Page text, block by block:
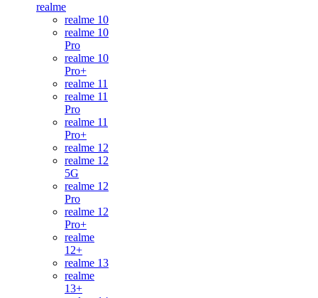
realme
realme 10
realme 10
Pro
realme 10
Pro+
realme 11
realme 11
Pro
realme 11
Pro+
realme 12
realme 12
5G
realme 12
Pro
realme 12
Pro+
realme
12+
realme 13
realme
13+